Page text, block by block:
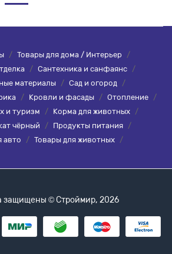
/ Товары для дома / Интерьер /
/ Сантехника и санфаянс /
материалы
/ Сад и огород
/
/ Кровли и фасады / Отопление
/
и туризм / Корма для животных /
чёрный
/ Продукты питания /
авто
/ Товары для животных /
защищены © Строймир, 2026